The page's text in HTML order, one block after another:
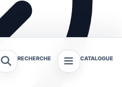
RECHERCHE CATALOGUE